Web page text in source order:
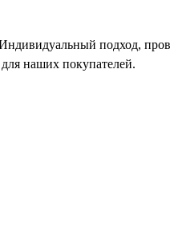
подход,
наших покупателей.